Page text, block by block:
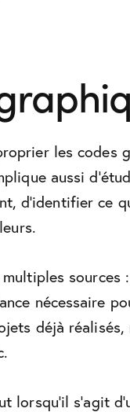
les codes
aussi
d’identifier ce
sources :
nécessaire
déjà réalisés,
lorsqu’il s’agit